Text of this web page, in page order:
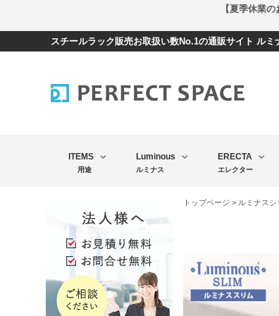
【夏季休業
スチールラック販売お取扱い数No.1の通販サイト ル
ITEMS
用途
Luminous
ルミナス
ERECTA
エレクター
トップページ > ルミナス